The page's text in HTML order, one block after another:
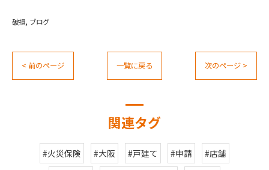
破損 ブログ
< 前のページ 一覧に戻る 次のページ >
関連タグ
#火災保険 #大阪 #戸建て #申請
#店舗